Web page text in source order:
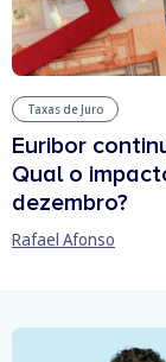
Taxas de Juro
Euribor
Qual o
dezembro?
Rafael Afonso